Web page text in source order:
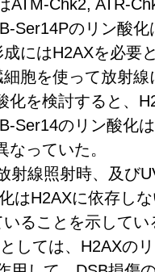
ATM-Chk2, ATR-
Ser14Pのリン酸
にはH2AXを必要
胞を使って放射
化を検討すると、
Ser14のリン酸化
っていた。
線照射時、及び
はH2AXに依存し
ることを示して
しては、H2AXの